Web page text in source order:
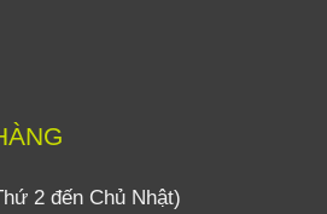
2 đến Chủ Nhật)